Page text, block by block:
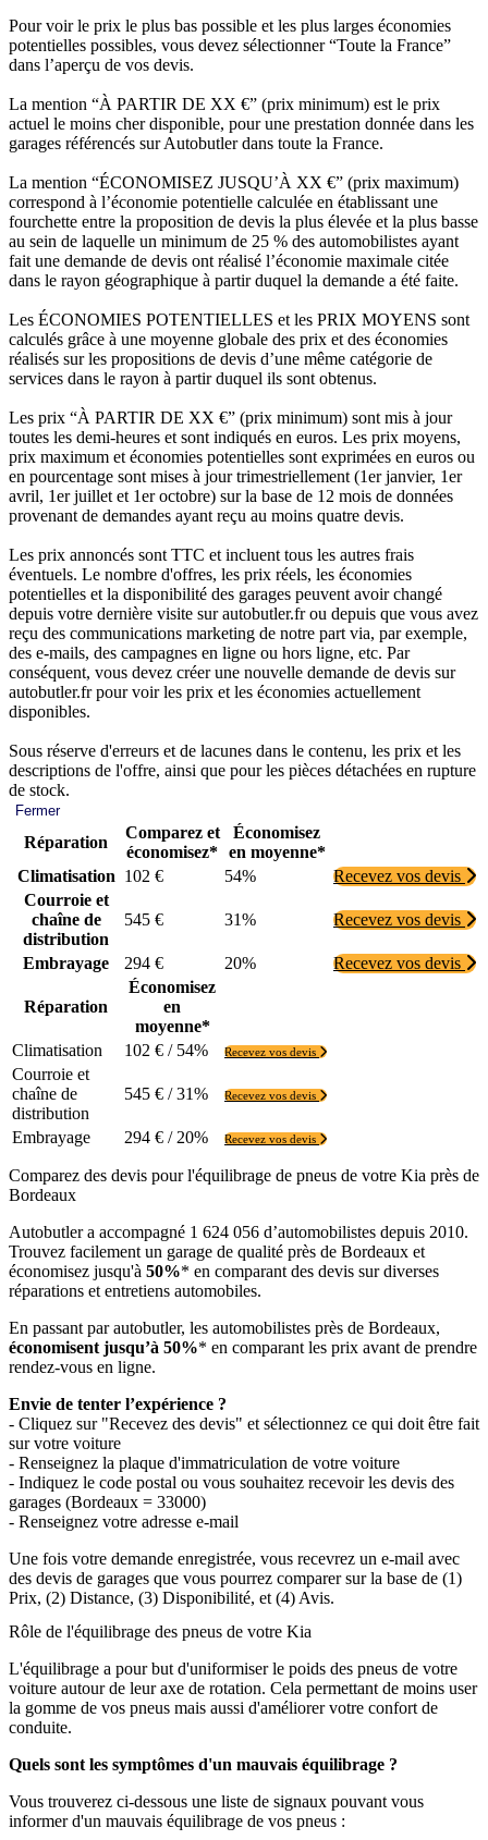
Pour voir le prix le plus bas possible et les plus larges économies
potentielles possibles, vous devez sélectionner “Toute la France”
dans l’aperçu de vos devis.
La mention “À PARTIR DE XX €” (prix minimum) est le prix
actuel le moins cher disponible, pour une prestation donnée dans les
garages référencés sur Autobutler dans toute la France.
La mention “ÉCONOMISEZ JUSQU’À XX €” (prix maximum)
correspond à l’économie potentielle calculée en établissant une
fourchette entre la proposition de devis la plus élevée et la plus basse
au sein de laquelle un minimum de 25 % des automobilistes ayant
fait une demande de devis ont réalisé l’économie maximale citée
dans le rayon géographique à partir duquel la demande a été faite.
Les ÉCONOMIES POTENTIELLES et les PRIX MOYENS sont
calculés grâce à une moyenne globale des prix et des économies
réalisés sur les propositions de devis d’une même catégorie de
services dans le rayon à partir duquel ils sont obtenus.
Les prix “À PARTIR DE XX €” (prix minimum) sont mis à jour
toutes les demi-heures et sont indiqués en euros. Les prix moyens,
prix maximum et économies potentielles sont exprimées en euros ou
en pourcentage sont mises à jour trimestriellement (1er janvier, 1er
avril, 1er juillet et 1er octobre) sur la base de 12 mois de données
provenant de demandes ayant reçu au moins quatre devis.
Les prix annoncés sont TTC et incluent tous les autres frais
éventuels. Le nombre d'offres, les prix réels, les économies
potentielles et la disponibilité des garages peuvent avoir changé
depuis votre dernière visite sur autobutler.fr ou depuis que vous avez
reçu des communications marketing de notre part via, par exemple,
des e-mails, des campagnes en ligne ou hors ligne, etc. Par
conséquent, vous devez créer une nouvelle demande de devis sur
autobutler.fr pour voir les prix et les économies actuellement
disponibles.
Sous réserve d'erreurs et de lacunes dans le contenu, les prix et les
descriptions de l'offre, ainsi que pour les pièces détachées en rupture
de stock.
Fermer
Réparation
Comparez et
économisez*
Économisez
en moyenne*
Climatisation 102 € 54%
Recevez vos devis
Courroie et
chaîne de
distribution
545 € 31% Recevez vos devis
Embrayage 294 € 20% Recevez vos devis
Réparation
Économisez
en
moyenne*
Climatisation
102 € / 54% Recevez vos devis
Courroie et
chaîne de
distribution
545 € / 31% Recevez vos devis
Embrayage 294 € / 20% Recevez vos devis
Comparez des devis pour l'équilibrage de pneus de votre Kia près de
Bordeaux
Autobutler a accompagné 1 624 056 d’automobilistes depuis 2010.
Trouvez facilement un garage de qualité près de Bordeaux et
économisez jusqu'à 50%* en comparant des devis sur diverses
réparations et entretiens automobiles.
En passant par autobutler, les automobilistes près de Bordeaux,
économisent jusqu’à 50%* en comparant les prix avant de prendre
rendez-vous en ligne.
Envie de tenter l’expérience ?
- Cliquez sur "Recevez des devis" et sélectionnez ce qui doit être fait
sur votre voiture
- Renseignez la plaque d'immatriculation de votre voiture
- Indiquez le code postal ou vous souhaitez recevoir les devis des
garages (Bordeaux = 33000)
- Renseignez votre adresse e-mail
Une fois votre demande enregistrée, vous recevrez un e-mail avec
des devis de garages que vous pourrez comparer sur la base de (1)
Prix, (2) Distance, (3) Disponibilité, et (4) Avis.
Rôle de l'équilibrage des pneus de votre Kia
L'équilibrage a pour but d'uniformiser le poids des pneus de votre
voiture autour de leur axe de rotation. Cela permettant de moins user
la gomme de vos pneus mais aussi d'améliorer votre confort de
conduite.
Quels sont les symptômes d'un mauvais équilibrage ?
Vous trouverez ci-dessous une liste de signaux pouvant vous
informer d'un mauvais équilibrage de vos pneus :